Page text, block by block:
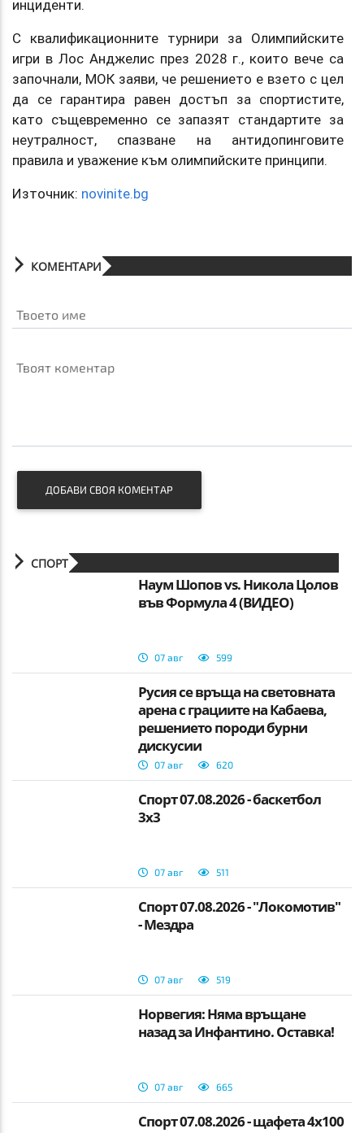
инциденти.
С квалификационните турнири за Олимпийските
игри в Лос Анджелис през 2028 г., които вече са
започнали, МОК заяви, че решението е взето с цел
да се гарантира равен достъп за спортистите,
като същевременно се запазят стандартите за
неутралност, спазване на антидопинговите
правила и уважение към олимпийските принципи.
Източник: novinite.bg
КОМЕНТАРИ
Твоето име
Твоят коментар
ДОБАВИ СВОЯ КОМЕНТАР
СПОРТ
Наум Шопов vs. Никола Цолов
във Формула 4 (ВИДЕО)
07 авг 599
Русия се връща на световната
арена с грациите на Кабаева,
решението породи бурни
дискусии
07 авг 620
Спорт 07.08.2026 - баскетбол
3х3
07 авг 511
Спорт 07.08.2026 - "Локомотив"
- Мездра
07 авг 519
Норвегия: Няма връщане
назад за Инфантино. Оставка!
07 авг 665
Спорт 07.08.2026 - щафета 4х100